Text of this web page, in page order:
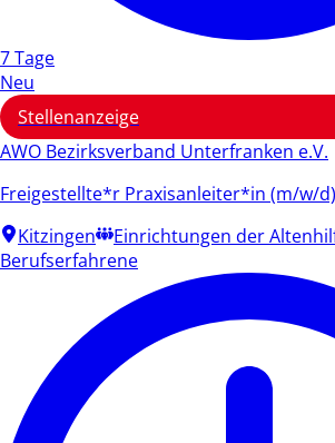
7 Tage
Neu
Stellenanzeige
AWO Bezirksverband Unterfranken e.V.
Freigestellte*r Praxisanleiter*in (m/w/
Kitzingen
Einrichtungen der
Berufserfahrene